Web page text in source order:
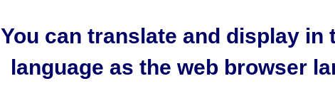
You can translate and display in
language as the web browser
［電話］054-266-7233
平日8時30分から午後5時15分まで